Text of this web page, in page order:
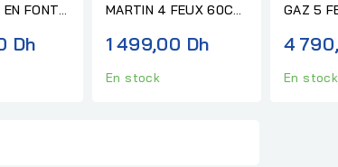
FONTE
Dh
MARTIN 4 FEUX 60CM
1 499,00 Dh
En stock
GAZ 5
FONTE
4
En stock